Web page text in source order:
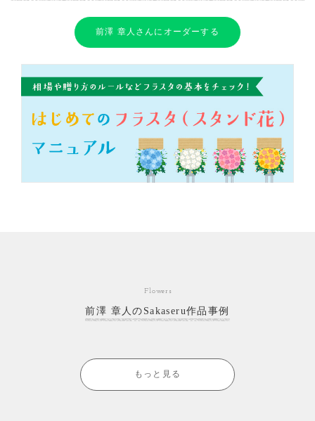
前澤 章人さんにオーダーする
Flowers
前澤 章人のSakaseru作品事例
もっと見る